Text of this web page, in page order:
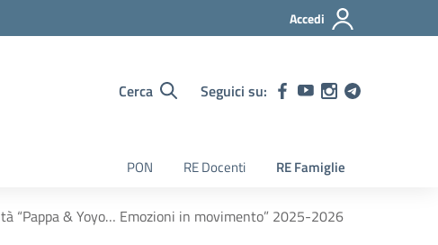
Accedi
Cerca Seguici su:
PON RE Docenti RE Famiglie
“Pappa & Yoyo… Emozioni in movimento” 2025-2026